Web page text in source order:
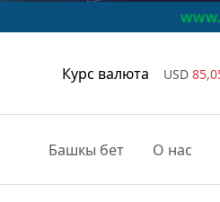
www.NazarNews.kg
Курс валюта USD
Башкы бет О нас